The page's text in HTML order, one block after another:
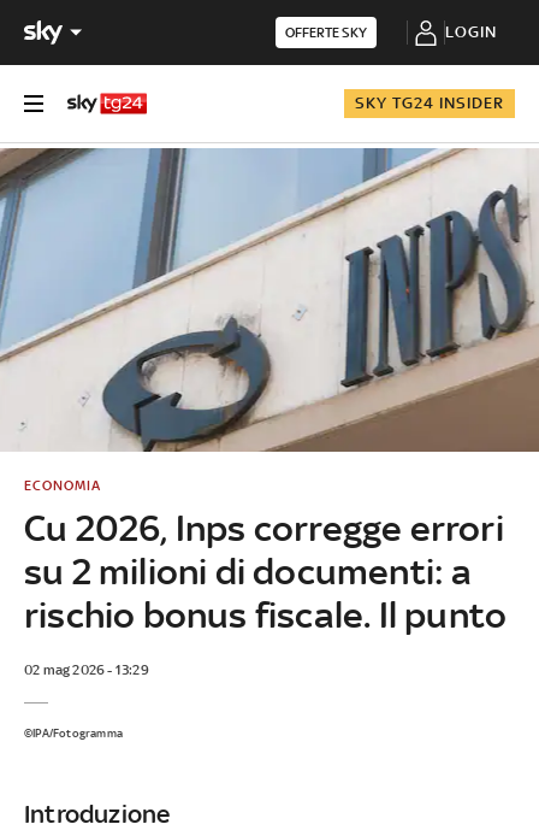
OFFERTE SKY LOGIN
SKY TG24 INSIDER
Cu 2026, Inps corregge errori
su 2 milioni di documenti: a
rischio bonus fiscale. Il punto
ECONOMIA
02 mag 2026 - 13:29
©IPA/Fotogramma
Introduzione